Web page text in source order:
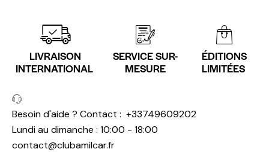
LIVRAISON
INTERNATIONAL
SERVICE SUR-
MESURE
ÉDITIONS
LIMITÉES
Besoin d'aide ? Contact : +33749609202
Lundi au dimanche : 10:00 - 18:00
contact@clubamilcar.fr